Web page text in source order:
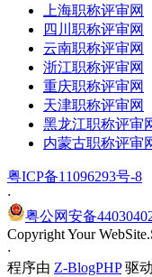
上海职称评审网
四川职称评审网
云南职称评审网
浙江职称评审网
重庆职称评审网
天津职称评审网
黑龙江职称评审
内蒙古职称评审
粤ICP备11096293号-8
·
粤公网安备
Copyright Your
·
程序由 Z-BlogPHP驱动